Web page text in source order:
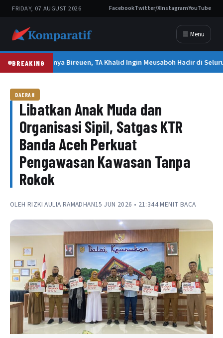
FRIDAY, 07 AUGUST 2026 FacebookTwitter/XInstagramYouTube
☰ Menu
BREAKINGTak Hanya Bireuen, TA Khalid Ingin Meusaboh Hadir di
DAERAH
Libatkan Anak Muda dan
Organisasi Sipil, Satgas KTR
Banda Aceh Perkuat
Pengawasan Kawasan Tanpa
Rokok
OLEH RIZKI AULIA RAMADHAN15 JUN 2026 • 21:344 MENIT BACA